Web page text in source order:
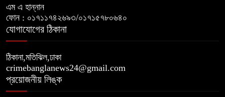
এম এ হান্নান
ফোন : ০১৭১১৭৪২৬৯৩/০১৭১৫৭৮০৬৪০
যোগাযোগের ঠিকানা
ঠিকানা,মতিঝিল,ঢাকা
crimebanglanews24@gmail.com
প্রয়োজনীয় লিঙ্ক